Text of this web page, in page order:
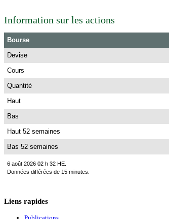
Information sur les actions
Bourse
Devise
Cours
Quantité
Haut
Bas
Haut 52 semaines
Bas 52 semaines
6 août 2026 02 h 32 HE.
Données différées de 15 minutes.
Liens rapides